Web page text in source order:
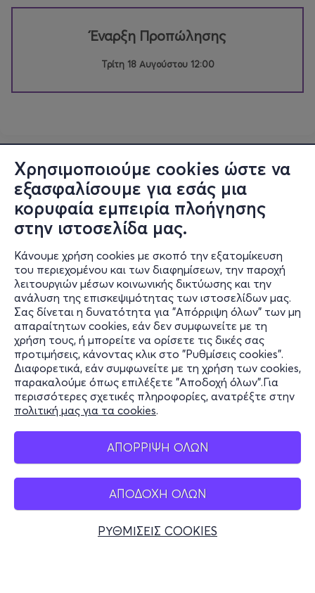
Χρησιμοποιούμε cookies ώστε να
εξασφαλίσουμε για εσάς μια
κορυφαία εμπειρία πλοήγησης
στην ιστοσελίδα μας.
Κάνουμε χρήση cookies με σκοπό την εξατομίκευση
του περιεχομένου και των διαφημίσεων, την παροχή
λειτουργιών μέσων κοινωνικής δικτύωσης και την
ανάλυση της επισκεψιμότητας των ιστοσελίδων μας.
Σας δίνεται η δυνατότητα για "Απόρριψη όλων" των μη
απαραίτητων cookies, εάν δεν συμφωνείτε με τη
χρήση τους, ή μπορείτε να ορίσετε τις δικές σας
προτιμήσεις, κάνοντας κλικ στο "Ρυθμίσεις cookies".
Διαφορετικά, εάν συμφωνείτε με τη χρήση των cookies,
παρακαλούμε όπως επιλέξετε "Αποδοχή όλων".Για
περισσότερες σχετικές πληροφορίες, ανατρέξτε στην
πολιτική μας για τα cookies.
ΑΠΟΡΡΙΨΗ ΟΛΩΝ
ΑΠΟΔΟΧΗ ΟΛΩΝ
ΡΥΘΜΙΣΕΙΣ COOKIES
Εισιτήρια
Έναρξη Προπώλησης
Τρίτη 18 Αυγούστου 12:00
Πληροφορίες
Υποστήριξη
Stay Connected
Mobile app